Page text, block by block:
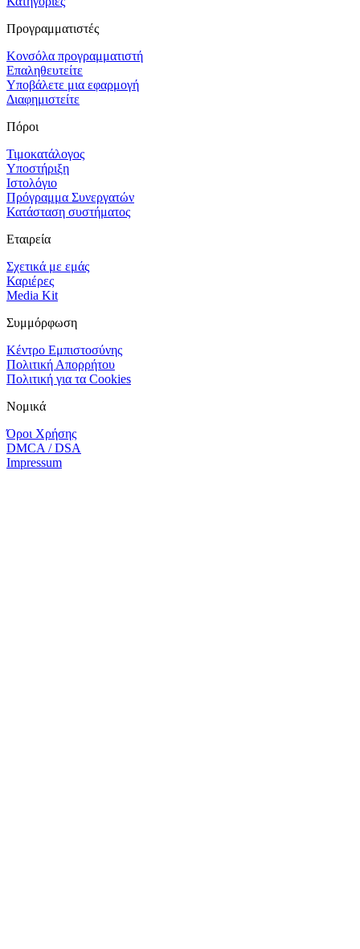
Προγραμματιστές
Κονσόλα προγραμματιστή
Επαληθευτείτε
Υποβάλετε μια εφαρμογή
Διαφημιστείτε
Πόροι
Τιμοκατάλογος
Υποστήριξη
Ιστολόγιο
Πρόγραμμα Συνεργατών
Κατάσταση συστήματος
Εταιρεία
Σχετικά με εμάς
Καριέρες
Media Kit
Συμμόρφωση
Κέντρο Εμπιστοσύνης
Πολιτική Απορρήτου
Πολιτική για τα Cookies
Νομικά
Όροι Χρήσης
DMCA / DSA
Impressum